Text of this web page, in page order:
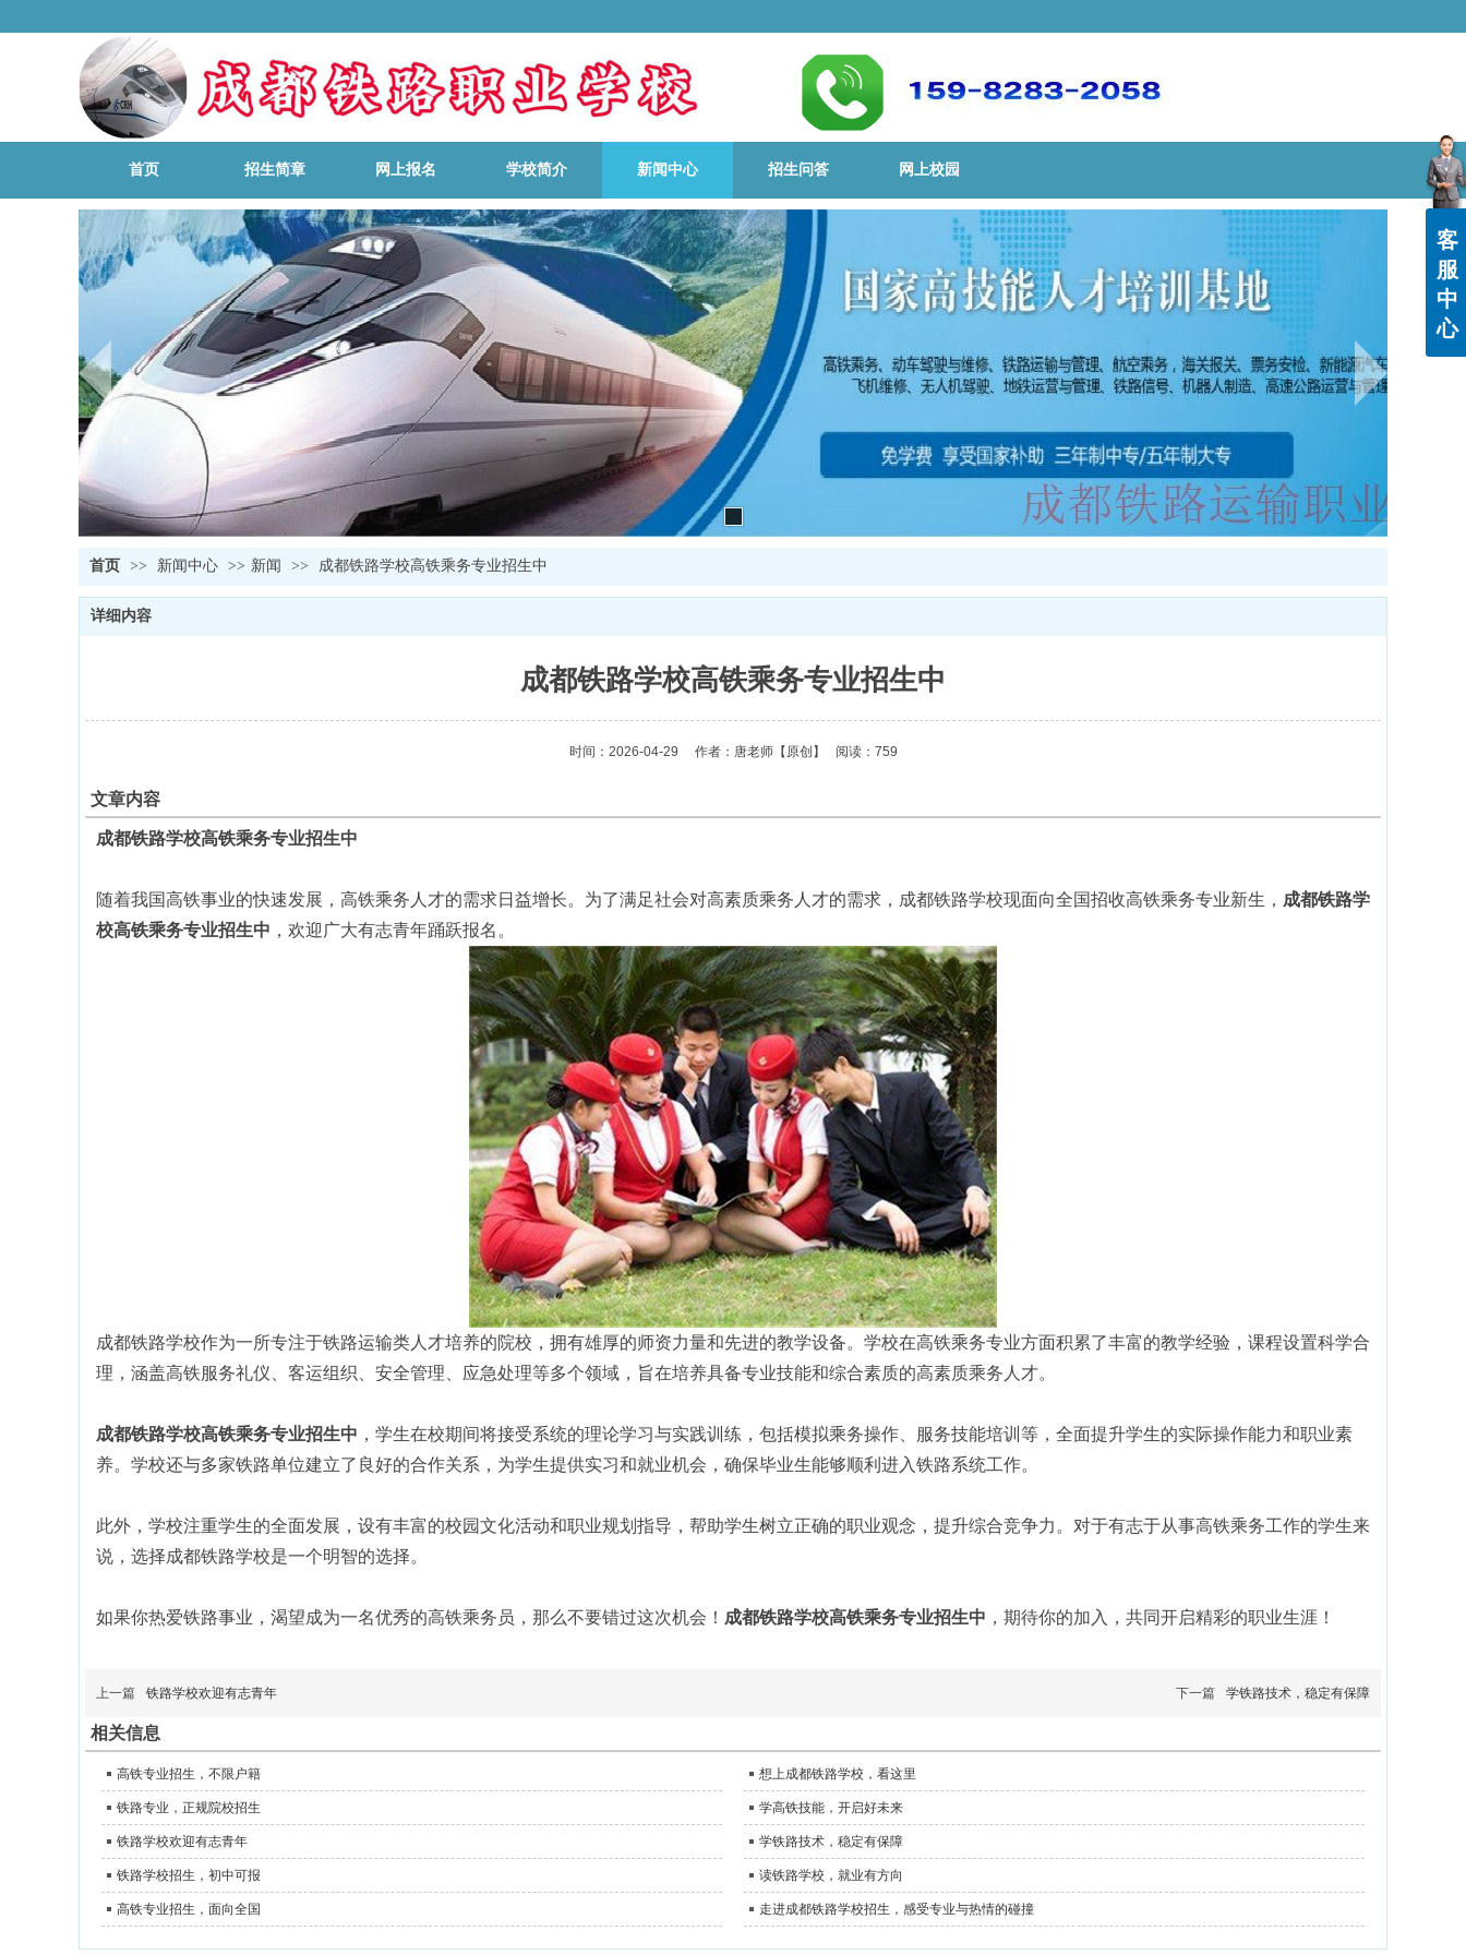
首页 招生简章 网上报名 学校简介 新闻中心 招生问答 网上校园
首页 >> 新闻中心 >> 新闻 >> 成都铁路学校高铁乘务专业招生中
详细内容
成都铁路学校高铁乘务专业招生中
时间：2026-04-29 作者：唐老师【原创】 阅读：759
文章内容
成都铁路学校高铁乘务专业招生中
随着我国高铁事业的快速发展，高铁乘务人才的需求日益增长。为了满足社会对高素质乘务人才的需求，成都铁路学校现面向全国招收高铁乘务专业新生， 成都铁路学
校高铁乘务专业招生中 ，欢迎广大有志青年踊跃报名。
成都铁路学校作为一所专注于铁路运输类人才培养的院校，拥有雄厚的师资力量和先进的教学设备。学校在高铁乘务专业方面积累了丰富的教学经验，课程设置科学合
理，涵盖高铁服务礼仪、客运组织、安全管理、应急处理等多个领域，旨在培养具备专业技能和综合素质的高素质乘务人才。
成都铁路学校高铁乘务专业招生中 ，学生在校期间将接受系统的理论学习与实践训练，包括模拟乘务操作、服务技能培训等，全面提升学生的实际操作能力和职业素
养。学校还与多家铁路单位建立了良好的合作关系，为学生提供实习和就业机会，确保毕业生能够顺利进入铁路系统工作。
此外，学校注重学生的全面发展，设有丰富的校园文化活动和职业规划指导，帮助学生树立正确的职业观念，提升综合竞争力。对于有志于从事高铁乘务工作的学生来
说，选择成都铁路学校是一个明智的选择。
如果你热爱铁路事业，渴望成为一名优秀的高铁乘务员，那么不要错过这次机会！ 成都铁路学校高铁乘务专业招生中 ，期待你的加入，共同开启精彩的职业生涯！
上一篇 铁路学校欢迎有志青年 下一篇 学铁路技术，稳定有保障
相关信息
高铁专业招生，不限户籍 想上成都铁路学校，看这里
铁路专业，正规院校招生 学高铁技能，开启好未来
铁路学校欢迎有志青年 学铁路技术，稳定有保障
铁路学校招生，初中可报 读铁路学校，就业有方向
高铁专业招生，面向全国 走进成都铁路学校招生，感受专业与热情的碰撞
客
服
中
心